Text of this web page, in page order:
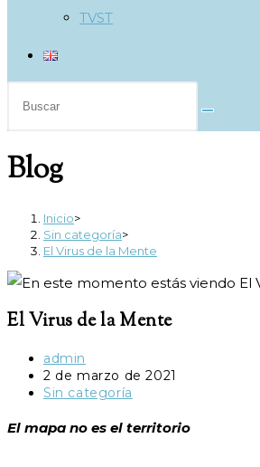
TVST
web
Blog
Inicio>
Sin categoría>
El Virus de la Mente
El Virus de la Mente
Autor
de
la
admin
Publicación
de
entrada:
2 de marzo de 2021
Categoría
la
Sin categoría
El mapa no es